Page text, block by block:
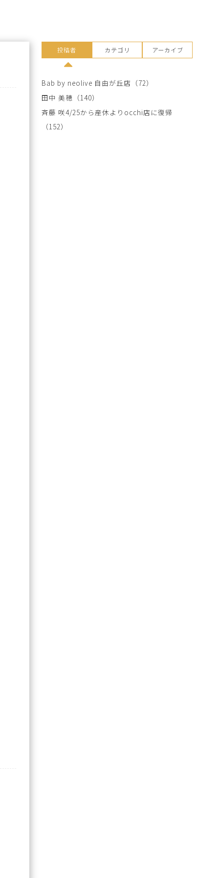
投稿者 カテゴリ アーカイブ
Bab by neolive 自由が丘店 （72）
田中 美穂 （140）
斉藤 咲4/25から産休よりocchi店に復帰
（152）